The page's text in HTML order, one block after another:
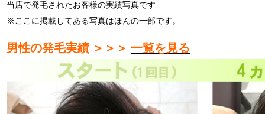
当店で発毛されたお客様の実績写真です
※ここに掲載してある写真はほんの一部です。
男性の発毛実績 ＞＞＞ 一覧を見る